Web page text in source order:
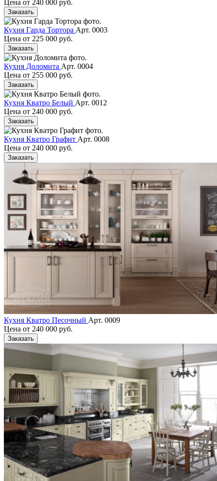
Цена от 240 000 руб.
Заказать
Кухня Гарда Тортора Арт. 0003
Цена от 225 000 руб.
Заказать
Кухня Доломита Арт. 0004
Цена от 255 000 руб.
Заказать
Кухня Кватро Белый Арт. 0012
Цена от 240 000 руб.
Заказать
Кухня Кватро Графит Арт. 0008
Цена от 240 000 руб.
Заказать
Кухня Кватро Песочный Арт. 0009
Цена от 240 000 руб.
Заказать